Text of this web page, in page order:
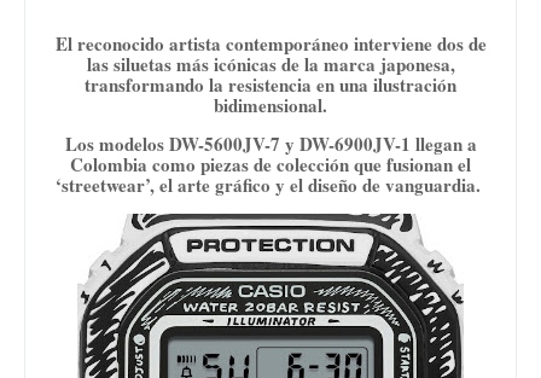
El reconocido artista contemporáneo interviene dos de
las siluetas más icónicas de la marca japonesa,
transformando la resistencia en una ilustración
bidimensional.
Los modelos DW-5600JV-7 y DW-6900JV-1 llegan a
Colombia como piezas de colección que fusionan el
‘streetwear’, el arte gráfico y el diseño de vanguardia.